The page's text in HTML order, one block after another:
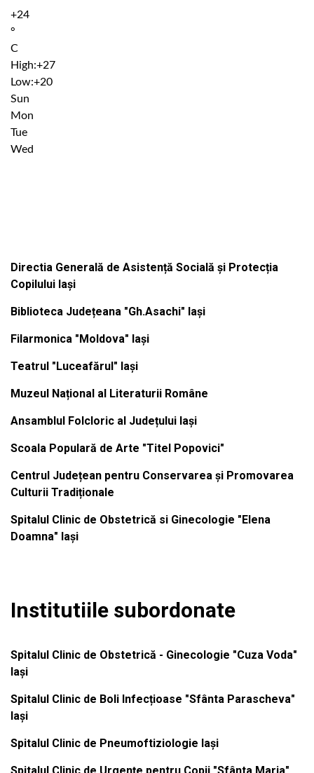
+24
°
C
High:+27
Low:+20
Sun
Mon
Tue
Wed
Directia Generală de Asistență Socială și Protecția
Copilului Iași
Biblioteca Județeana "Gh.Asachi" Iași
Filarmonica "Moldova" Iași
Teatrul "Luceafărul" Iași
Muzeul Național al Literaturii Române
Ansamblul Folcloric al Județului Iași
Scoala Populară de Arte "Titel Popovici"
Centrul Județean pentru Conservarea și Promovarea
Culturii Tradiționale
Spitalul Clinic de Obstetrică si Ginecologie "Elena
Doamna" Iași
Institutiile subordonate
Spitalul Clinic de Obstetrică - Ginecologie "Cuza Voda"
Iași
Spitalul Clinic de Boli Infecțioase "Sfânta Parascheva"
Iași
Spitalul Clinic de Pneumoftiziologie Iași